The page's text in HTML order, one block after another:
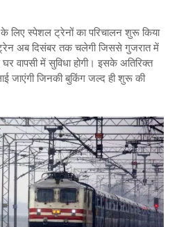
लिए स्पेशल ट्रेनों का परिचालन शुरू किया
अब दिसंबर तक चलेगी जिससे गुजरात में
वापसी में सुविधा होगी। इसके अतिरिक्त
जाएंगी जिनकी बुकिंग जल्द ही शुरू की